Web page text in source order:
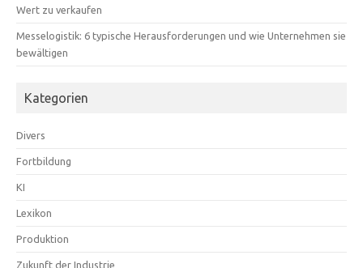
Wert zu verkaufen
Messelogistik: 6 typische Herausforderungen und wie Unternehmen sie
bewältigen
Kategorien
Divers
Fortbildung
KI
Lexikon
Produktion
Zukunft der Industrie